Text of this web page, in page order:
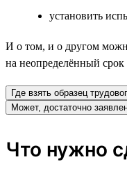
установить
И о том, и о другом
на неопределённый
Где взять образец
Может, достаточно
Что нужно